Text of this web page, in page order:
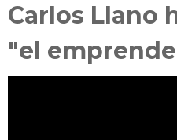
Carlos Llano
"el